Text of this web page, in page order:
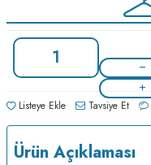
Listeye Ekle Tavsiye Et
Ürün Açıklaması